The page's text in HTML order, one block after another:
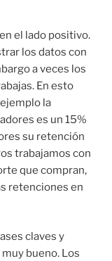
el lado positivo.
los datos con
a veces los
En esto
la
es un 15%
su retención
trabajamos con
que compran,
retenciones en
claves y
bueno. Los